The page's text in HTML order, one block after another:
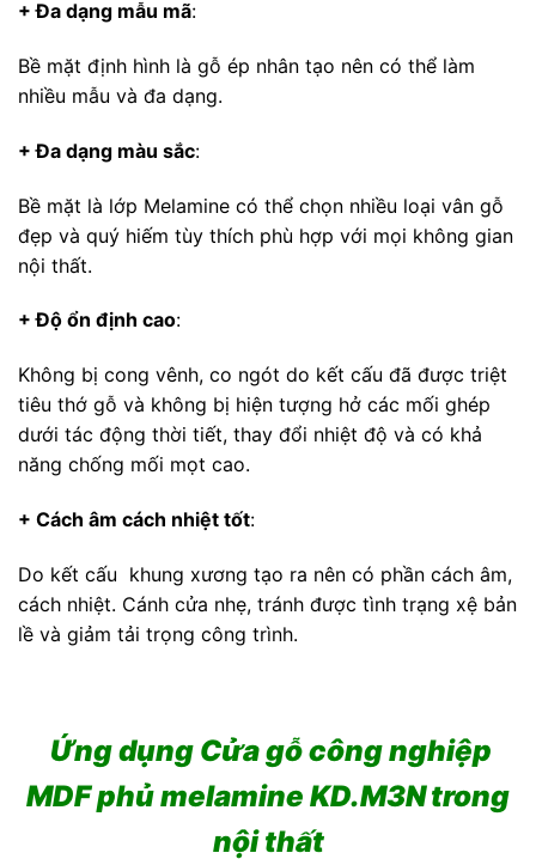
+ Đa dạng mẫu mã:
Bề mặt định hình là gỗ ép nhân tạo nên có thể làm
nhiều mẫu và đa dạng.
+ Đa dạng màu sắc:
Bề mặt là lớp Melamine có thể chọn nhiều loại vân gỗ
đẹp và quý hiếm tùy thích phù hợp với mọi không gian
nội thất.
+ Độ ổn định cao:
Không bị cong vênh, co ngót do kết cấu đã được triệt
tiêu thớ gỗ và không bị hiện tượng hở các mối ghép
dưới tác động thời tiết, thay đổi nhiệt độ và có khả
năng chống mối mọt cao.
+ Cách âm cách nhiệt tốt:
Do kết cấu khung xương tạo ra nên có phần cách âm,
cách nhiệt. Cánh cửa nhẹ, tránh được tình trạng xệ bản
lề và giảm tải trọng công trình.
Ứng dụng Cửa gỗ công nghiệp
MDF phủ melamine KD.M3Ntrong
nội thất